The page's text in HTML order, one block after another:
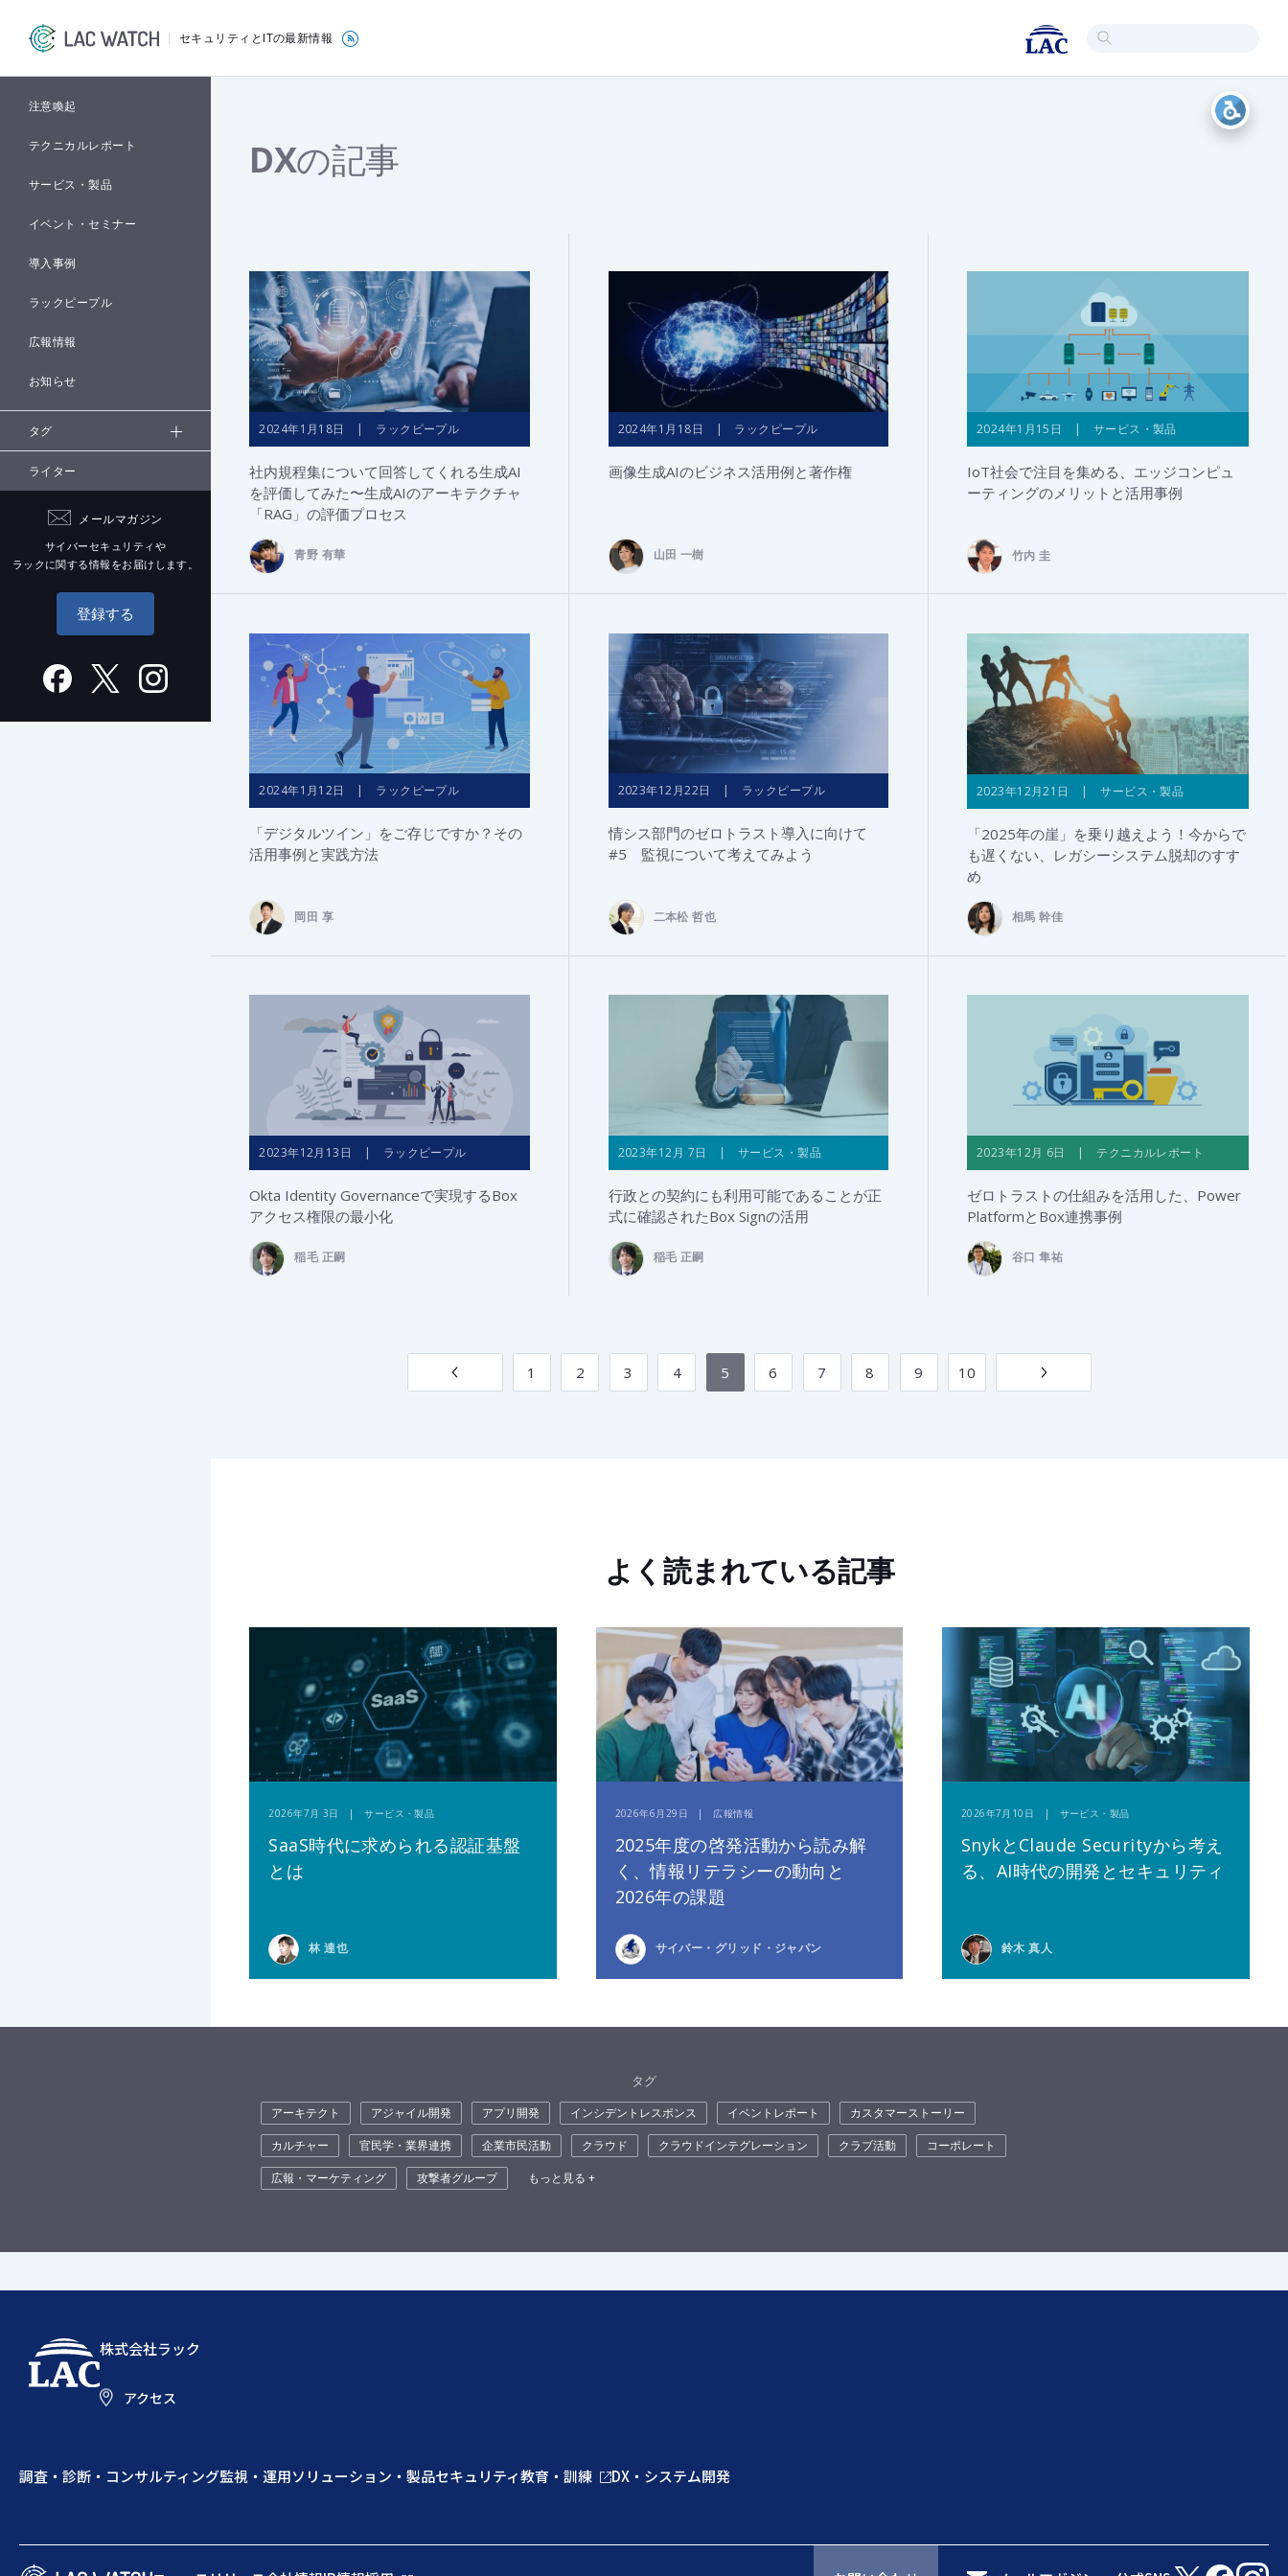
セキュリティとITの最新情報
注意喚起
テクニカルレポート
サービス・製品
イベント・セミナー
導入事例
ラックピープル
広報情報
お知らせ
タグ
ライター
メールマガジン
サイバーセキュリティや
ラックに関する情報をお届けします。
登録する
DXの記事
2024年1月18日 | ラックピープル
社内規程集について回答してくれる生成AI
を評価してみた〜生成AIのアーキテクチャ
「RAG」の評価プロセス
青野 有華
2024年1月18日 | ラックピープル
画像生成AIのビジネス活用例と著作権
山田 一樹
2024年1月15日 | サービス・製品
IoT社会で注目を集める、エッジコンピュ
ーティングのメリットと活用事例
竹内 圭
2024年1月12日 | ラックピープル
「デジタルツイン」をご存じですか？その
活用事例と実践方法
岡田 享
2023年12月22日 | ラックピープル
情シス部門のゼロトラスト導入に向けて
#5 監視について考えてみよう
二本松 哲也
2023年12月21日 | サービス・製品
「2025年の崖」を乗り越えよう！今からで
も遅くない、レガシーシステム脱却のすす
め
相馬 幹佳
2023年12月13日 | ラックピープル
Okta Identity Governanceで実現するBox
アクセス権限の最小化
稲毛 正嗣
2023年12月 7日 | サービス・製品
行政との契約にも利用可能であることが正
式に確認されたBox Signの活用
稲毛 正嗣
2023年12月 6日 | テクニカルレポート
ゼロトラストの仕組みを活用した、Power
PlatformとBox連携事例
谷口 隼祐
1 2 3 4 5 6 7 8 9 10
よく読まれている記事
2026年7月 3日 | サービス・製品
SaaS時代に求められる認証基盤
とは
林 達也
2026年6月29日 | 広報情報
2025年度の啓発活動から読み解
く、情報リテラシーの動向と
2026年の課題
サイバー・グリッド・ジャパン
2026年7月10日 | サービス・製品
SnykとClaude Securityから考え
る、AI時代の開発とセキュリティ
鈴木 真人
タグ
アーキテクト アジャイル開発 アプリ開発 インシデントレスポンス イベントレポート
カスタマーストーリー
カルチャー
官民学・業界連携 企業市民活動 クラウド クラウドインテグレーション クラブ活動
コーポレート
広報・マーケティング
攻撃者グループ もっと見る +
株式会社ラック
アクセス
調査・診断・コンサルティング監視・運用ソリューション・製品セキュリティ教育・訓練 DX・システム開発